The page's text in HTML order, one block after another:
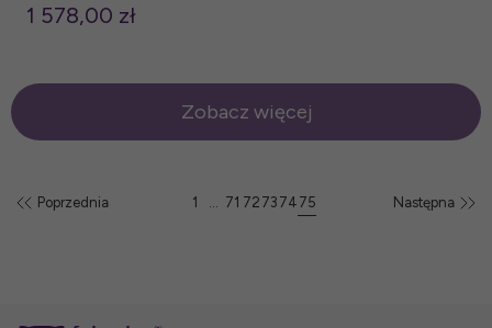
1 578,00 zł
Zobacz więcej
Poprzednia 1 71 72 73 74 75 Następna